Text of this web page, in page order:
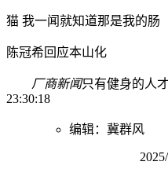
猫 我一闻就知道那是我的肠
陈冠希回应本山化
厂商新闻只有健身的人
23:30:18
编辑：冀群风